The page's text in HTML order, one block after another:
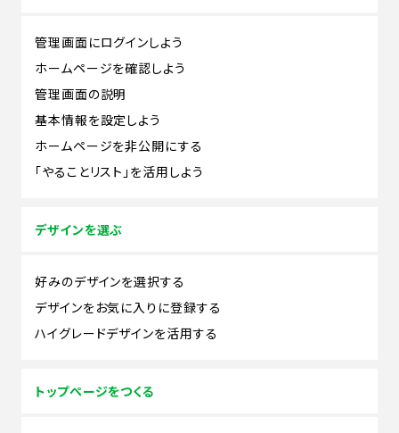
管理画面にログインしよう
ホームページを確認しよう
管理画面の説明
基本情報を設定しよう
ホームページを非公開にする
「やることリスト」を活用しよう
デザインを選ぶ
好みのデザインを選択する
デザインをお気に入りに登録する
ハイグレードデザインを活用する
トップページをつくる